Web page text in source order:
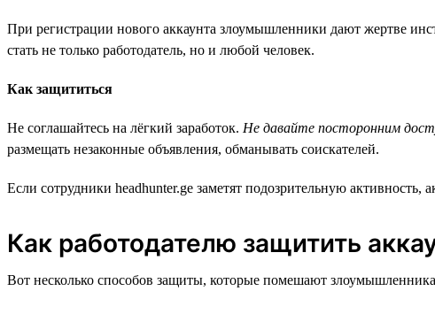
При регистрации нового аккаунта злоумышленники дают жертве
стать не только работодатель, но и любой человек.
Как защититься
Не соглашайтесь на лёгкий заработок. Не давайте посторонним
размещать незаконные объявления, обманывать соискателей.
Если сотрудники headhunter.ge заметят подозрительную
Как работодателю защитить
Вот несколько способов защиты, которые помешают